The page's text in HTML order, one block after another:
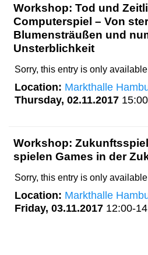
Workshop: Tod und
Computerspiel – Von
Blumensträußen und
Unsterblichkeit
Sorry, this entry is only
Location: Markthalle
Thursday, 02.11.2017
Workshop:
spielen Games in der
Sorry, this entry is only
Location: Markthalle
Friday, 03.11.2017 12:00-